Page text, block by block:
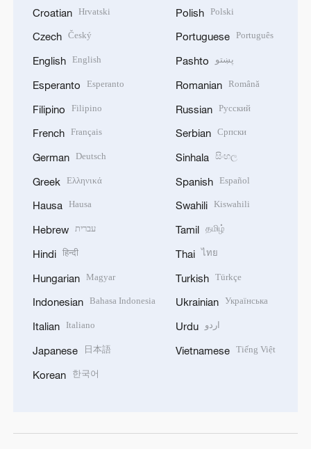
Croatian Hrvatski
Czech Český
English English
Esperanto Esperanto
Filipino Filipino
French Français
German Deutsch
Greek Ελληνικά
Hausa Hausa
Hebrew עברית
Hindi हिन्दी
Hungarian Magyar
Indonesian Bahasa Indonesia
Italian Italiano
Japanese 日本語
Korean 한국어
Polish Polski
Portuguese Português
Pashto پښتو
Romanian Română
Russian Русский
Serbian Српски
Sinhala සිංහල
Spanish Español
Swahili Kiswahili
Tamil தமிழ்
Thai ไทย
Turkish Türkçe
Ukrainian Українська
Urdu اردو
Vietnamese Tiếng Việt